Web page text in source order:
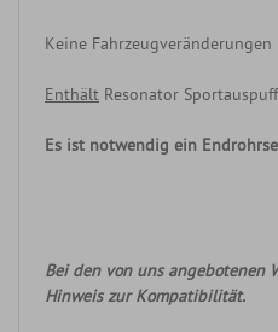
Keine
Enthält Resonator
Es ist notwendig ein
Bei den von uns angebotenen
Hinweis zur Kompatibilität.